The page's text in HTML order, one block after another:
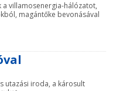
villamosenergia-hálózatot,
magántőke bevonásával
utazási iroda, a károsult